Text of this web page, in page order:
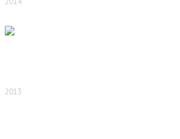
2013